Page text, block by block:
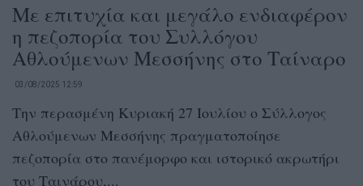
Με επιτυχία και μεγάλο ενδιαφέρον
η πεζοπορία του Συλλόγου
Αθλούμενων Μεσσήνης στο Ταίναρο
03/08/2025 12:59
Την περασμένη Κυριακή 27 Ιουλίου ο Σύλλογος
Αθλούμενων Μεσσήνης πραγματοποίησε
πεζοπορία στο πανέμορφο και ιστορικό ακρωτήρι
του Ταινάρου,...